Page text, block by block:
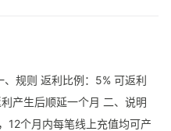
规则 返利比例：5% 可返利
产生后顺延一个月 二、说明
12个月内每笔线上充值均可产